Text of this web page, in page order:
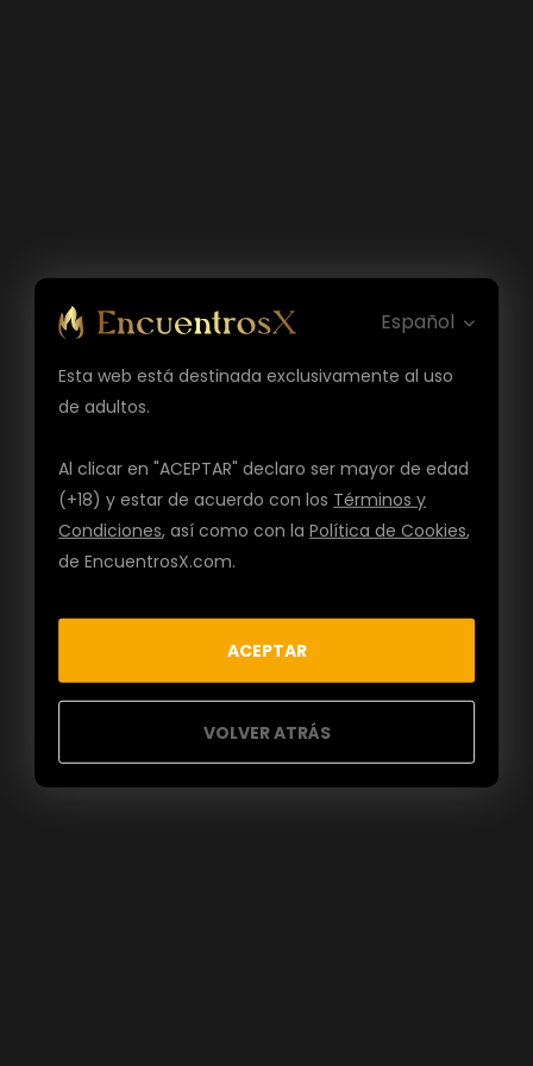
Español
Esta web está destinada exclusivamente al uso
de adultos.
Al clicar en "ACEPTAR" declaro ser mayor de edad
(+18) y estar de acuerdo con los Términos y
Condiciones, así como con laPolítica de Cookies,
de EncuentrosX.com.
ACEPTAR
VOLVER ATRÁS